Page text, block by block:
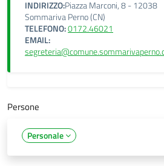
INDIRIZZO:Piazza Marconi, 8 - 12038
Sommariva Perno (CN)
TELEFONO:0172.46021
EMAIL:
Persone
Personale